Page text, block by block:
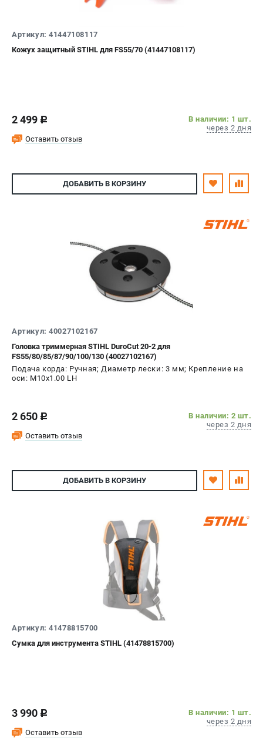
Артикул: 41447108117
Кожух защитный STIHL для FS55/70 (41447108117)
2 499 c
В наличии: 1 шт.
через 2 дня
Оставить отзыв
ДОБАВИТЬ В КОРЗИНУ
Артикул: 40027102167
Головка триммерная STIHL DuroCut 20-2 для
FS55/80/85/87/90/100/130 (40027102167)
Подача корда: Ручная; Диаметр лески: 3 мм; Крепление на
оси: М10х1.00 LH
2 650 c
В наличии: 2 шт.
через 2 дня
Оставить отзыв
ДОБАВИТЬ В КОРЗИНУ
Артикул: 41478815700
Сумка для инструмента STIHL (41478815700)
3 990 c
В наличии: 1 шт.
через 2 дня
Оставить отзыв